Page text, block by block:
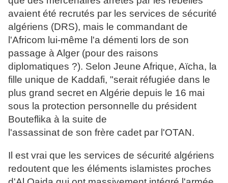
avaient été recrutés par les services de sécurité
algériens (DRS), mais le commandant de
l'Africom lui-même l'a démenti lors de son
passage à Alger (pour des raisons
diplomatiques ?). Selon Jeune Afrique, Aïcha, la
fille unique de Kaddafi, "serait réfugiée dans le
plus grand secret en Algérie depuis le 16 mai
sous la protection personnelle du président
Bouteflika à la suite de
l'assassinat de son frère cadet par l'OTAN.
Il est vrai que les services de sécurité algériens
redoutent que les éléments islamistes proches